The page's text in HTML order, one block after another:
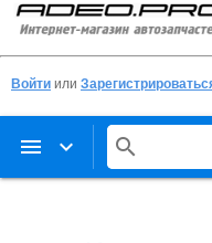
Войти или
menu keyboard_arrow_down search